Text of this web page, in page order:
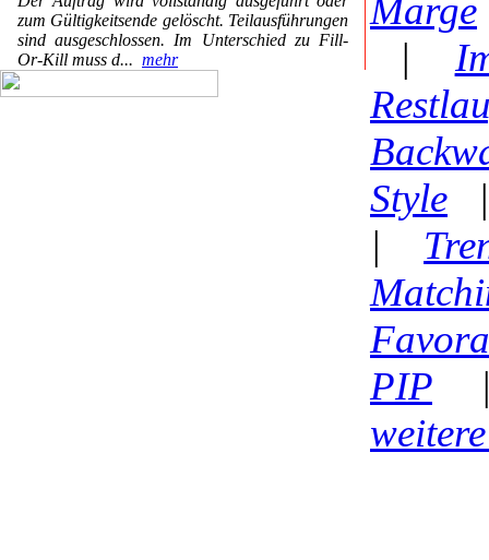
zum Gültigkeitsende gelöscht. Teilausführungen
sind ausgeschlossen. Im Unterschied zu Fill-
Or-Kill muss d... mehr
Marge
|
Style |
|
PIP